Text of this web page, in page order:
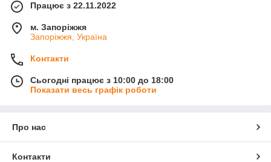
Працює з 22.11.2022
м. Запоріжжя
Запоріжжя, Україна
Контакти
Сьогодні працює з 10:00 до 18:00
Показати весь графік роботи
Про нас
Контакти